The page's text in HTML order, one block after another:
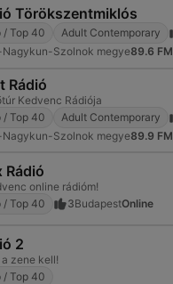
Törökszentmiklós
/ Top 40 Adult Contemporary
Szolnok megye89.6 FM
Rádió
Kedvenc Rádiója
/ Top 40
Adult Contemporary
Szolnok megye89.9 FM
Rádió
online rádióm!
/ Top 40
3BudapestOnline
2
zene kell!
/ Top 40